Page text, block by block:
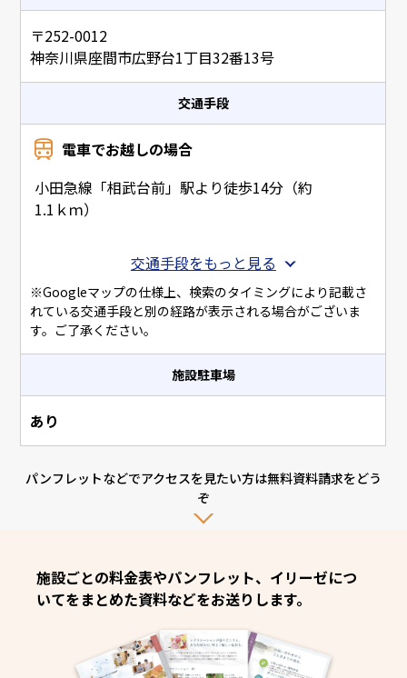
〒252-0012
神奈川県座間市広野台1丁目32番13号
交通手段
電車でお越しの場合
小田急線「相武台前」駅より徒歩14分（約
1.1ｋｍ）
交通手段をもっと見る
※Googleマップの仕様上、検索のタイミングにより記載さ
れている交通手段と別の経路が表示される場合がございま
す。ご了承ください。
施設駐車場
あり
パンフレットなどでアクセスを見たい方は無料資料請求をどう
ぞ
施設ごとの料金表やパンフレット、イリーゼにつ
いてをまとめた資料などをお送りします。